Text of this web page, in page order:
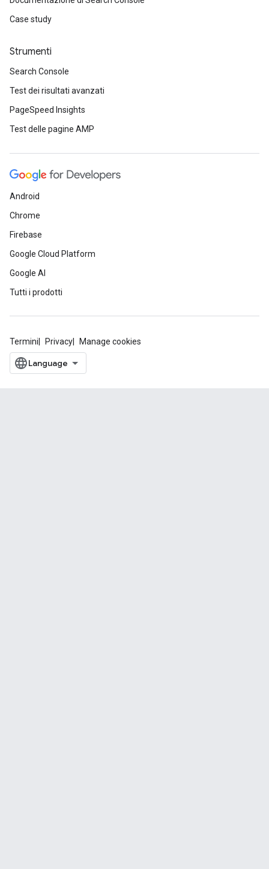
Case study
Strumenti
Search Console
Test dei risultati avanzati
PageSpeed Insights
Test delle pagine AMP
Android
Chrome
Firebase
Google Cloud Platform
Google AI
Tutti i prodotti
Termini Privacy Manage cookies